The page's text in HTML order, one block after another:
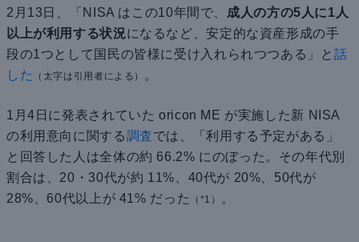
2月13日、「NISA はこの10年間で、 成人の方の5人に1人
以上が利用する状況になるなど、安定的な資産形成の手
段の1つとして国民の皆様に受け入れられつつある」と 話
した
（太字は引用者による） 。
1月4日に発表されていた oricon ME が実施した新 NISA
の利用意向に関する調査では、「利用する予定がある」
と回答した人は全体の約 66.2% にのぼった。その年代別
割合は、20・30代が約 11%、40代が 20%、50代が
28%、60代以上が 41% だった
（*1） 。